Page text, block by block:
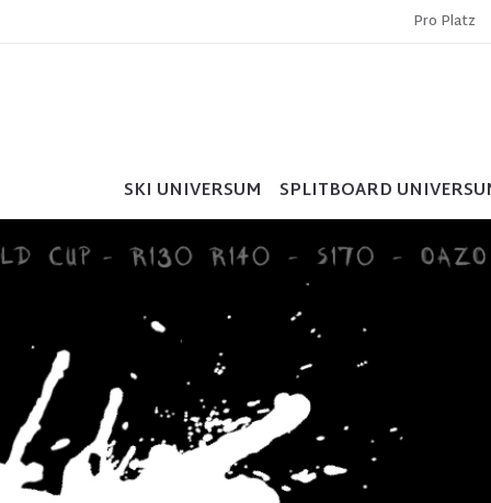
Pro Platz
SKI UNIVERSUM SPLITBOARD